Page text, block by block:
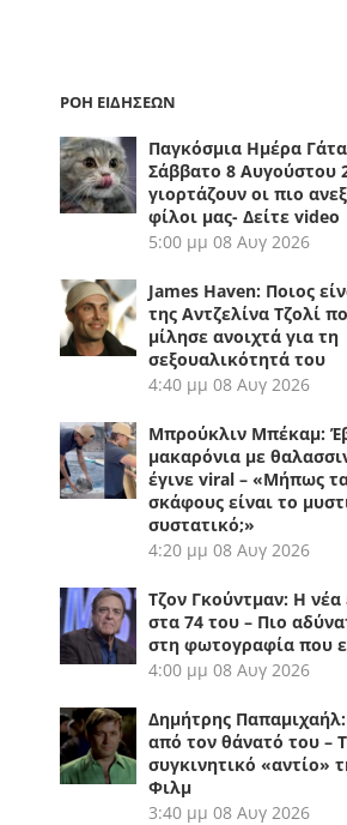
ΡΟΗ ΕΙΔΗΣΕΩΝ
Παγκόσμια Ημέρα
Σάββατο 8 Αυγούστου
γιορτάζουν οι πιο
φίλοι μας- Δείτε video
5:00 μμ 08 Αυγ 2026
James Haven: Ποιος
της Αντζελίνα Τζολί
μίλησε ανοιχτά για τη
σεξουαλικότητά του
4:40 μμ 08 Αυγ 2026
Μπρούκλιν Μπέκαμ:
μακαρόνια με
έγινε viral – «Μήπως
σκάφους είναι το
συστατικό;»
4:20 μμ 08 Αυγ 2026
Τζον Γκούντμαν: Η
στα 74 του – Πιο
στη φωτογραφία που
4:00 μμ 08 Αυγ 2026
Δημήτρης
από τον θάνατό του –
συγκινητικό «αντίο»
Φιλμ
3:40 μμ 08 Αυγ 2026